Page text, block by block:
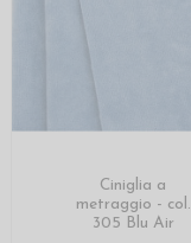
Ciniglia a
metraggio - col.
305 Blu Air